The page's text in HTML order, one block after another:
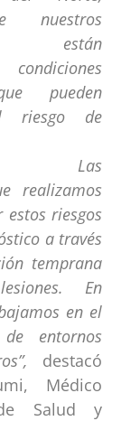
nuestros
están
pueden
riesgo de
Las
realizamos
riesgos
a través
temprana
En
en el
entornos
destacó
Médico
Salud y